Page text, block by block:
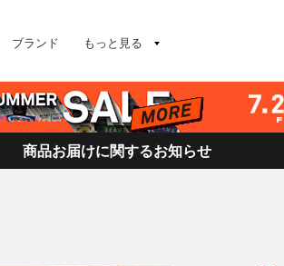
ブランド もっと見る
商品お届けに関するお知らせ